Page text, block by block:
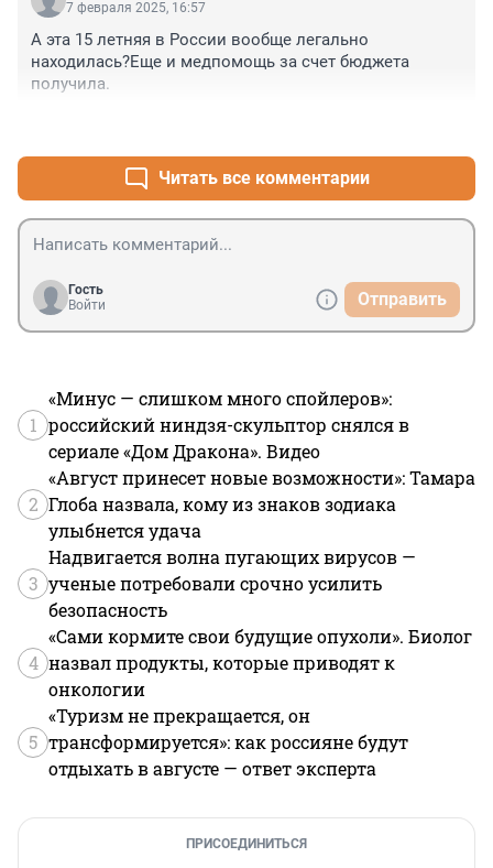
7 февраля 2025, 16:57
А эта 15 летняя в России вообще легально
находилась?Еще и медпомощь за счет бюджета
получила.
Читать все комментарии
Гость
Войти
Отправить
1
«Минус — слишком много спойлеров»:
российский ниндзя-скульптор снялся в
сериале «Дом Дракона». Видео
2
«Август принесет новые возможности»: Тамара
Глоба назвала, кому из знаков зодиака
улыбнется удача
3
Надвигается волна пугающих вирусов —
ученые потребовали срочно усилить
безопасность
4
«Сами кормите свои будущие опухоли». Биолог
назвал продукты, которые приводят к
онкологии
5
«Туризм не прекращается, он
трансформируется»: как россияне будут
отдыхать в августе — ответ эксперта
ПРИСОЕДИНИТЬСЯ